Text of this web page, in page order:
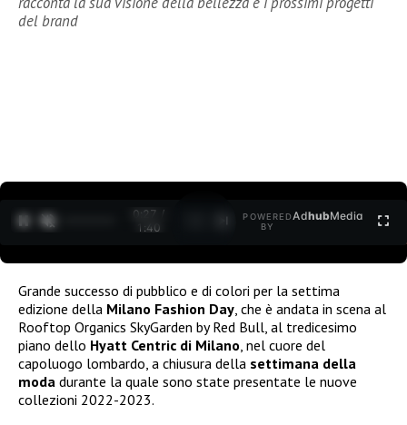
del brand
0:28 /
1:40
POWERED
BY
AdhubMedia
Grande successo di pubblico e di colori per la settima
edizione della Milano Fashion Day , che è andata in scena al
Rooftop Organics SkyGarden by Red Bull, al tredicesimo
piano dello Hyatt Centric di Milano , nel cuore del
capoluogo lombardo, a chiusura della settimana della
moda durante la quale sono state presentate le nuove
collezioni 2022-2023.